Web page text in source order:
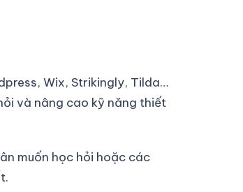
Wix, Strikingly, Tilda…
và nâng cao kỹ năng thiết
muốn học hỏi hoặc các